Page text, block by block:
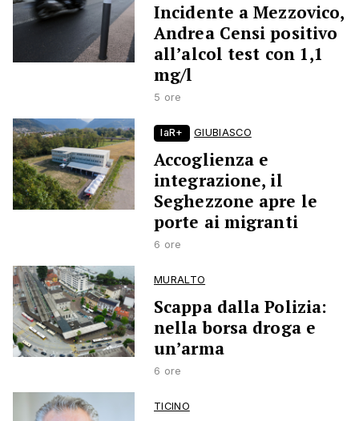
Incidente a Mezzovico,
Andrea Censi positivo
all’alcol test con 1,1
mg/l
5 ore
laR+ GIUBIASCO
Accoglienza e
integrazione, il
Seghezzone apre le
porte ai migranti
6 ore
MURALTO
Scappa dalla Polizia:
nella borsa droga e
un’arma
6 ore
TICINO